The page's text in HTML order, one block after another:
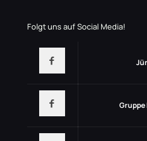
Folgt uns auf Social Media!